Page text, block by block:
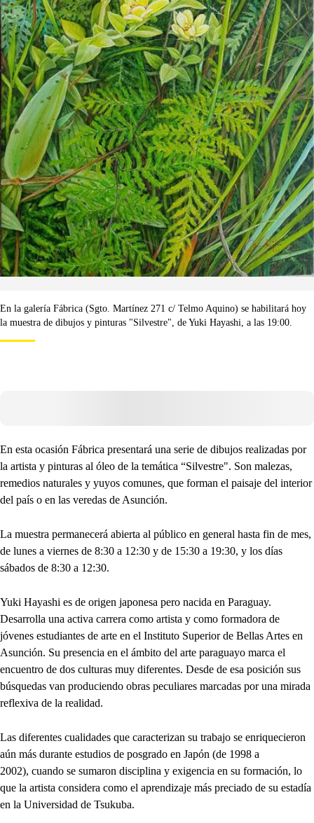
En la galería Fábrica (Sgto. Martínez 271 c/ Telmo Aquino) se habilitará hoy
la muestra de dibujos y pinturas "Silvestre", de Yuki Hayashi, a las 19:00.
En esta ocasión Fábrica presentará una serie de dibujos realizadas por
la artista y pinturas al óleo de la temática “Silvestre". Son malezas,
remedios naturales y yuyos comunes, que forman el paisaje del interior
del país o en las veredas de Asunción.
La muestra permanecerá abierta al público en general hasta fin de mes,
de lunes a viernes de 8:30 a 12:30 y de 15:30 a 19:30, y los días
sábados de 8:30 a 12:30.
Yuki Hayashi es de origen japonesa pero nacida en Paraguay.
Desarrolla una activa carrera como artista y como formadora de
jóvenes estudiantes de arte en el Instituto Superior de Bellas Artes en
Asunción. Su presencia en el ámbito del arte paraguayo marca el
encuentro de dos culturas muy diferentes. Desde de esa posición sus
búsquedas van produciendo obras peculiares marcadas por una mirada
reflexiva de la realidad.
Las diferentes cualidades que caracterizan su trabajo se enriquecieron
aún más durante estudios de posgrado en Japón (de 1998 a
2002), cuando se sumaron disciplina y exigencia en su formación, lo
que la artista considera como el aprendizaje más preciado de su estadía
en la Universidad de Tsukuba.